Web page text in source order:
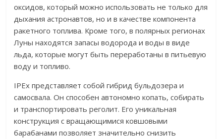
оксидов, который можно использовать не только для
дыхания астронавтов, но и в качестве компонента
ракетного топлива. Кроме того, в полярных регионах
Луны находятся запасы водорода и воды в виде
льда, которые могут быть переработаны в питьевую
воду и топливо.
IPEx представляет собой гибрид бульдозера и
самосвала. Он способен автономно копать, собирать
и транспортировать реголит. Его уникальная
конструкция с вращающимися ковшовыми
барабанами позволяет значительно снизить